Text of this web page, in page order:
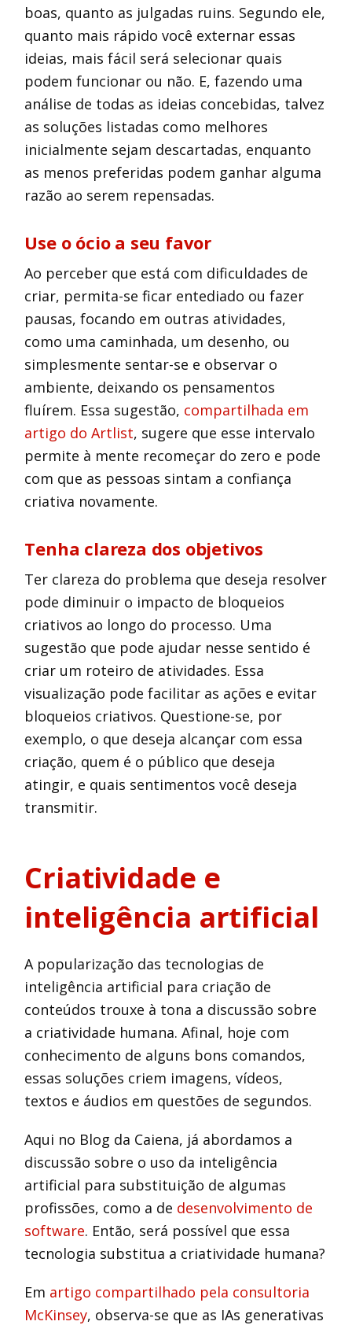
boas, quanto as julgadas ruins. Segundo ele,
quanto mais rápido você externar essas
ideias, mais fácil será selecionar quais
podem funcionar ou não. E, fazendo uma
análise de todas as ideias concebidas, talvez
as soluções listadas como melhores
inicialmente sejam descartadas, enquanto
as menos preferidas podem ganhar alguma
razão ao serem repensadas.
Use o ócio a seu favor
Ao perceber que está com dificuldades de
criar, permita-se ficar entediado ou fazer
pausas, focando em outras atividades,
como uma caminhada, um desenho, ou
simplesmente sentar-se e observar o
ambiente, deixando os pensamentos
fluírem. Essa sugestão, compartilhada em
artigo do Artlist, sugere que esse intervalo
permite à mente recomeçar do zero e pode
com que as pessoas sintam a confiança
criativa novamente.
Tenha clareza dos objetivos
Ter clareza do problema que deseja resolver
pode diminuir o impacto de bloqueios
criativos ao longo do processo. Uma
sugestão que pode ajudar nesse sentido é
criar um roteiro de atividades. Essa
visualização pode facilitar as ações e evitar
bloqueios criativos. Questione-se, por
exemplo, o que deseja alcançar com essa
criação, quem é o público que deseja
atingir, e quais sentimentos você deseja
transmitir.
Criatividade e
inteligência artificial
A popularização das tecnologias de
inteligência artificial para criação de
conteúdos trouxe à tona a discussão sobre
a criatividade humana. Afinal, hoje com
conhecimento de alguns bons comandos,
essas soluções criem imagens, vídeos,
textos e áudios em questões de segundos.
Aqui no Blog da Caiena, já abordamos a
discussão sobre o uso da inteligência
artificial para substituição de algumas
profissões, como a de desenvolvimento de
software. Então, será possível que essa
tecnologia substitua a criatividade humana?
Em artigo compartilhado pela consultoria
McKinsey, observa-se que as IAs generativas